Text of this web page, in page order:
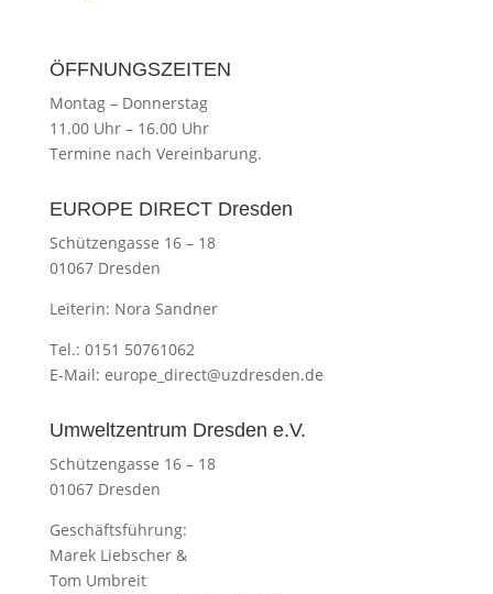
ÖFFNUNGSZEITEN
Montag –Donnerstag
11.00 Uhr –16.00 Uhr
Termine nach Vereinbarung.
EUROPE DIRECT Dresden
Schützengasse 16 – 18
01067 Dresden
Leiterin: Nora Sandner
Tel.: 0151 50761062
E-Mail: europe_direct@uzdresden.de
Umweltzentrum Dresden e.V.
Schützengasse 16 – 18
01067 Dresden
Geschäftsführung:
Marek Liebscher &
Tom Umbreit